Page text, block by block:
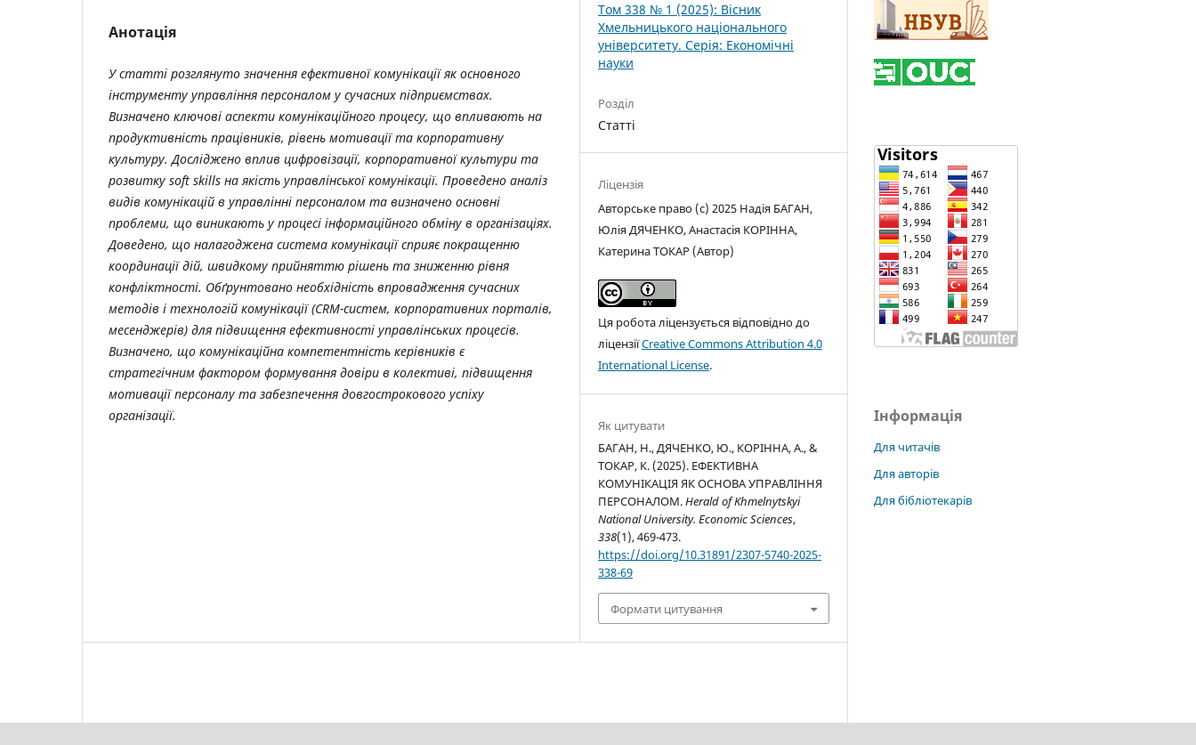
Анотація
У статті розглянуто значення ефективної комунікації як основного
інструменту управління персоналом у сучасних підприємствах.
Визначено ключові аспекти комунікаційного процесу, що впливають на
продуктивність працівників, рівень мотивації та корпоративну
культуру. Досліджено вплив цифровізації, корпоративної культури та
розвитку soft skills на якість управлінської комунікації. Проведено аналіз
видів комунікацій в управлінні персоналом та визначено основні
проблеми, що виникають у процесі інформаційного обміну в організаціях.
Доведено, що налагоджена система комунікації сприяє покращенню
координації дій, швидкому прийняттю рішень та зниженню рівня
конфліктності. Обґрунтовано необхідність впровадження сучасних
методів і технологій комунікації (CRM-систем, корпоративних порталів,
месенджерів) для підвищення ефективності управлінських процесів.
Визначено, що комунікаційна компетентність керівників є
стратегічним фактором формування довіри в колективі, підвищення
мотивації персоналу та забезпечення довгострокового успіху
організації.
Том 338 № 1 (2025): Вісник
Хмельницького національного
університету. Серія: Економічні
науки
Розділ
Статті
Ліцензія
Авторське право (c) 2025 Надія БАГАН,
Юлія ДЯЧЕНКО, Анастасія КОРІННА,
Катерина ТОКАР (Автор)
Ця робота ліцензується відповідно до
ліцензіїCreative Commons Attribution 4.0
International License.
Як цитувати
БАГАН, Н., ДЯЧЕНКО, Ю., КОРІННА, А., &
ТОКАР, К. (2025). ЕФЕКТИВНА
КОМУНІКАЦІЯ ЯК ОСНОВА УПРАВЛІННЯ
ПЕРСОНАЛОМ.Herald of Khmelnytskyi
National University. Economic Sciences,
338(1), 469-473.
https://doi.org/10.31891/2307-5740-2025-
338-69
Формати цитування
Інформація
Для читачів
Для авторів
Для бібліотекарів